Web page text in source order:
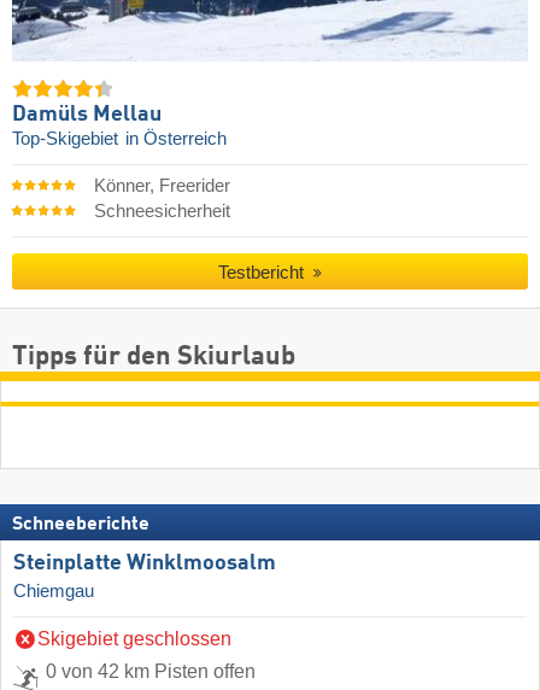
Damüls Mellau
Top-Skigebiet in Österreich
Könner, Freerider
Schneesicherheit
Testbericht
Tipps für den Skiurlaub
Schneeberichte
Steinplatte Winklmoosalm
Chiemgau
Skigebiet geschlossen
0 von 42 km Pisten offen